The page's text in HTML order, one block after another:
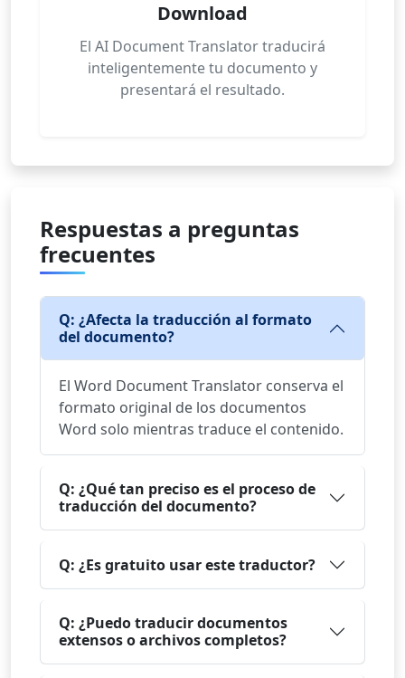
Download
El AI Document Translator traducirá
inteligentemente tu documento y
presentará el resultado.
Respuestas a preguntas
frecuentes
Q: ¿Afecta la traducción al formato
del documento?
El Word Document Translator conserva el
formato original de los documentos
Word solo mientras traduce el contenido.
Q: ¿Qué tan preciso es el proceso de
traducción del documento?
Q: ¿Es gratuito usar este traductor?
Q: ¿Puedo traducir documentos
extensos o archivos completos?